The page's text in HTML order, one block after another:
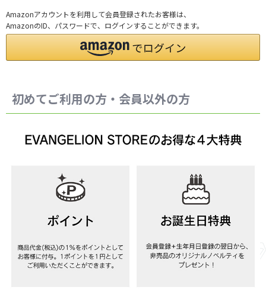
Amazonアカウントを利用して会員登録されたお客様は、
AmazonのID、パスワードで、ログインすることができます。
初めてご利用の方・会員以外の方